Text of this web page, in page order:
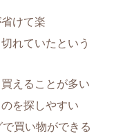
けて楽
れていたという
えることが多い
を探しやすい
買い物ができる